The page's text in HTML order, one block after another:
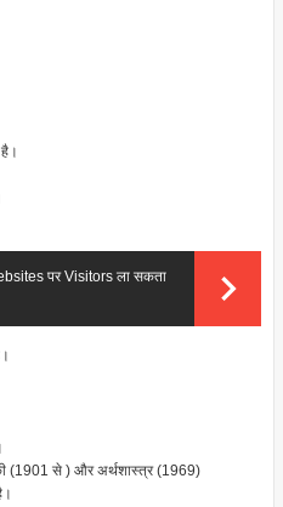
पर Visitors ला सकता
(1901 से ) और अर्थशास्त्र (1969)